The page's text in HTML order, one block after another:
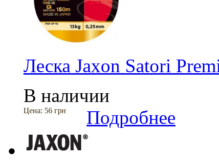
Леска Jaxon Satori
В наличии
Цена: 56 грн Подробнее